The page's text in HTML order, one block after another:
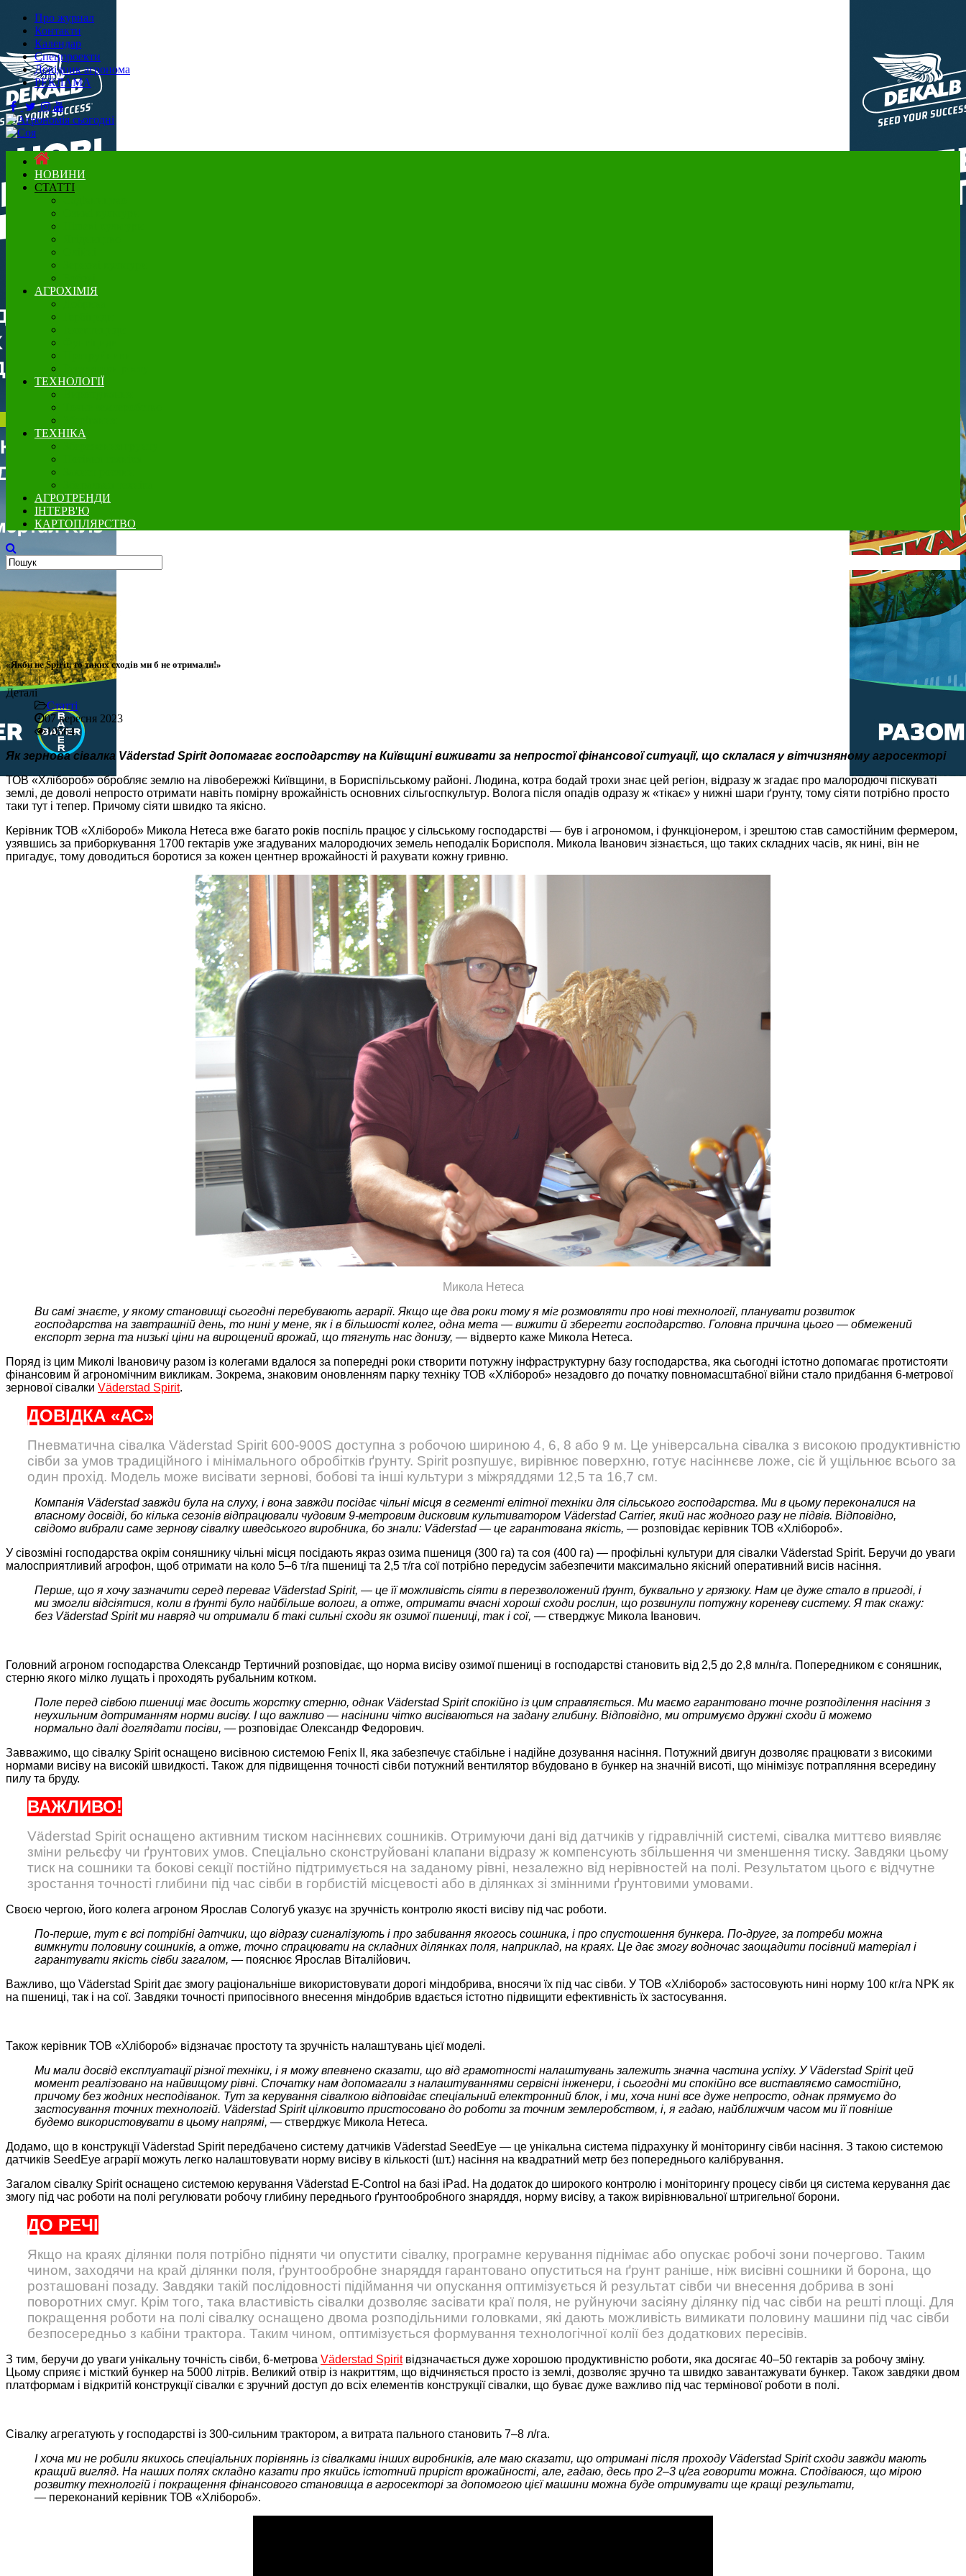
Про журнал
Контакти
Календар
Спецпроекти
Довідник агронома
РЕКЛАМА
НОВИНИ
СТАТТІ
АГРОХІМІЯ
ТЕХНОЛОГІЇ
ТЕХНІКА
АГРОТРЕНДИ
ІНТЕРВ'Ю
КАРТОПЛЯРСТВО
«Якби не Spirit, то таких сходів ми б не отримали!»
Деталі
Статті
07 вересня 2023
10564
Як зернова сівалка Väderstad Spirit допомагає господарству на Київщині виживати за непростої фінансової ситуації, що склалася у вітчизняному агросекторі
ТОВ «Хлібороб» обробляє землю на лівобережжі Київщини, в Бориспільському районі. Людина, котра бодай трохи знає цей регіон, відразу ж згадає про малородючі піскуваті
землі, де доволі непросто отримати навіть помірну врожайність основних сільгоспкультур. Волога після опадів одразу ж «тікає» у нижні шари ґрунту, тому сіяти потрібно просто
таки тут і тепер. Причому сіяти швидко та якісно.
Керівник ТОВ «Хлібороб» Микола Нетеса вже багато років поспіль працює у сільському господарстві — був і агрономом, і функціонером, і зрештою став самостійним фермером,
узявшись за приборкування 1700 гектарів уже згадуваних малородючих земель неподалік Борисполя. Микола Іванович зізнається, що таких складних часів, як нині, він не
пригадує, тому доводиться боротися за кожен центнер врожайності й рахувати кожну гривню.
Микола Нетеса
Ви самі знаєте, у якому становищі сьогодні перебувають аграрії. Якщо ще два роки тому я міг розмовляти про нові технології, планувати розвиток
господарства на завтрашній день, то нині у мене, як і в більшості колег, одна мета — вижити й зберегти господарство. Головна причина цього — обмежений
експорт зерна та низькі ціни на вирощений врожай, що тягнуть нас донизу, — відверто каже Микола Нетеса.
Поряд із цим Миколі Івановичу разом із колегами вдалося за попередні роки створити потужну інфраструктурну базу господарства, яка сьогодні істотно допомагає протистояти
фінансовим й агрономічним викликам. Зокрема, знаковим оновленням парку техніку ТОВ «Хлібороб» незадовго до початку повномасштабної війни стало придбання 6-метрової
зернової сівалки Väderstad Spirit.
ДОВІДКА «АС»
Пневматична сівалка Väderstad Spirit 600-900S доступна з ро­бо­­­­чою шириною 4, 6, 8 або 9 м. Це універсальна сівалка з високою продуктивністю
сівби за умов традиційного і мінімального обробітків ґрунту. Spirit розпушує, вирівнює поверхню, готує насіннєве ложе, сіє й ущільнює всього за
один прохід. Модель може висівати зернові, бобові та інші культури з міжряддями 12,5 та 16,7 см.
Компанія Väderstad завжди була на слуху, і вона завжди посідає чільні місця в сегменті елітної техніки для сільського господарства. Ми в цьому переконалися на
власному досвіді, бо кілька сезонів відпрацювали чудовим 9-метровим дисковим культиватором Väderstad Carrier, який нас жодного разу не підвів. Відповідно,
свідомо вибрали саме зернову сівалку шведського виробника, бо знали: Väderstad — це гарантована якість, — розповідає керівник ТОВ «Хлібороб».
У сівозміні господарства окрім соняшнику чільні місця посідають якраз озима пшениця (300 га) та соя (400 га) — профільні культури для сівалки Väderstad Spirit. Беручи до уваги
малосприятливий агрофон, щоб отримати на коло 5–6 т/га пшениці та 2,5 т/га сої потрібно передусім забезпечити максимально якісний оперативний висів насіння.
Перше, що я хочу зазначити серед переваг Väderstad Spirit, — це її можливість сіяти в перезволожений ґрунт, буквально у грязюку. Нам це дуже стало в пригоді, і
ми змогли відсіятися, коли в ґрунті було найбільше вологи, а отже, отримати вчасні хороші сходи рослин, що розвинули потужну кореневу систему. Я так скажу:
без Väderstad Spirit ми навряд чи отримали б такі сильні сходи як озимої пшениці, так і сої, — стверджує Микола Іванович.
Головний агроном господарства Олександр Тертичний розповідає, що норма висіву озимої пшениці в господарстві становить від 2,5 до 2,8 млн/га. Попередником є соняшник,
стерню якого мілко лущать і проходять рубальним котком.
Поле перед сівбою пшениці має досить жорстку стерню, однак Väderstad Spirit спокійно із цим справляється. Ми маємо гарантовано точне розподілення насіння з
неухильним дотриманням норми висіву. І що важливо — насінини чітко висіваються на задану глибину. Відповідно, ми отримуємо дружні сходи й можемо
нормально далі доглядати посіви, — розповідає Олександр Федорович.
Завважимо, що сівалку Spirit оснащено висівною системою Fenix II, яка забезпечує стабільне і надійне дозування насіння. Потужний двигун дозволяє працювати з високими
нормами висіву на високій швидкості. Також для підвищення точності сівби потужний вентилятор вбудовано в бункер на значній висоті, що мінімізує потрапляння всередину
пилу та бруду.
ВАЖЛИВО!
Väderstad Spirit оснащено активним тиском насіннєвих сошників. Отримуючи дані від датчиків у гідравлічній системі, сівалка миттєво виявляє
зміни рельєфу чи ґрунтових умов. Спеціально сконструйовані клапани відразу ж компенсують збільшення чи зменшення тиску. Завдяки цьому
тиск на сошники та бокові секції постійно підтримується на заданому рівні, незалежно від нерівностей на полі. Результатом цього є відчутне
зростання точності глибини під час сівби в горбистій місцевості або в ділянках зі змінними ґрунтовими умовами.
Своєю чергою, його колега агроном Ярослав Сологуб указує на зручність контролю якості висіву під час роботи.
По-перше, тут є всі потрібні датчики, що відразу сигналізують і про забивання якогось сошника, і про спустошення бункера. По-друге, за потреби можна
вимкнути половину сошників, а отже, точно спрацювати на складних ділянках поля, наприклад, на краях. Це дає змогу водночас заощадити посівний матеріал і
гарантувати якість сівби загалом, — пояснює Ярослав Віталійович.
Важливо, що Väderstad Spirit дає змогу раціональніше використовувати дорогі міндобрива, вносячи їх під час сівби. У ТОВ «Хлібороб» застосовують нині норму 100 кг/га NPK як
на пшениці, так і на сої. Завдяки точності припосівного внесення міндобрив вдається істотно підвищити ефективність їх застосування.
Також керівник ТОВ «Хлібороб» відзначає простоту та зручність налаштувань цієї моделі.
Ми мали досвід експлуатації різної техніки, і я можу впевнено сказати, що від грамотності налаштувань залежить значна частина успіху. У Väderstad Spirit цей
момент реалізовано на найвищому рівні. Спочатку нам допомагали з налаштуваннями сервісні інженери, і сьогодні ми спокійно все виставляємо самостійно,
причому без жодних несподіванок. Тут за керування сівалкою відповідає спеціальний електронний блок, і ми, хоча нині все дуже непросто, однак прямуємо до
застосування точних технологій. Väderstad Spirit цілковито пристосовано до роботи за точним землеробством, і, я гадаю, найближчим часом ми її повніше
будемо використовувати в цьому напрямі, — стверджує Микола Нетеса.
Додамо, що в конструкції Väderstad Spirit передбачено систему датчиків Väderstad SeedEye — це унікальна система підрахунку й моніторингу сівби насіння. З такою системою
датчиків SeedEye аграрії можуть легко налаштовувати норму висіву в кількості (шт.) насіння на квадратний метр без попереднього калібрування.
Загалом сівалку Spirit оснащено системою керування Väderstad E-Control на базі iPad. На додаток до широкого контролю і моніторингу процесу сівби ця система керування дає
змогу під час роботи на полі регулювати робочу глибину переднього ґрунтообробного знаряддя, норму висіву, а також вирівнювальної штригельної борони.
ДО РЕЧІ
Якщо на краях ділянки поля потрібно підняти чи опустити сівалку, програмне керування піднімає або опускає робочі зони почергово. Таким
чином, заходячи на край ділянки поля, ґрунтообробне знаряддя гарантовано опуститься на ґрунт раніше, ніж висівні сошники й борона, що
розташовані позаду. Завдяки такій послідовності підіймання чи опускання оптимізується й результат сівби чи внесення добрива в зоні
поворотних смуг. Крім того, така властивість сівалки дозволяє засівати краї поля, не руйнуючи засіяну ділянку під час сівби на решті площі. Для
покращення роботи на полі сівалку оснащено двома розподільними головками, які дають можливість вимикати половину машини під час сівби
безпосередньо з кабіни трактора. Таким чином, оптимізується формування технологічної колії без додаткових пересівів.
З тим, беручи до уваги унікальну точність сівби, 6-метрова Väderstad Spiritвідзначається дуже хорошою продуктивністю роботи, яка досягає 40–50 гектарів за робочу зміну.
Цьому сприяє і місткий бункер на 5000 літрів. Великий отвір із накриттям, що відчиняється просто із землі, дозволяє зручно та швидко завантажувати бункер. Також завдяки двом
платформам і відкритій конструкції сівалки є зручний доступ до всіх елементів конструкції сівалки, що буває дуже важливо під час термінової роботи в полі.
Сівалку агрегатують у господарстві із 300-сильним трактором, а витрата пального становить 7–8 л/га.
І хоча ми не робили якихось спеціальних порівнянь із сівалками інших виробників, але маю сказати, що отримані після проходу Väderstad Spirit сходи завжди мають
кращий вигляд. На наших полях складно казати про якийсь істотний приріст врожайності, але, гадаю, десь про 2–3 ц/га говорити можна. Сподіваюся, що мірою
розвитку технологій і покращення фінансового становища в агросекторі за допомогою цієї машини можна буде отримувати ще кращі результати,
— переконаний керівник ТОВ «Хлібороб».